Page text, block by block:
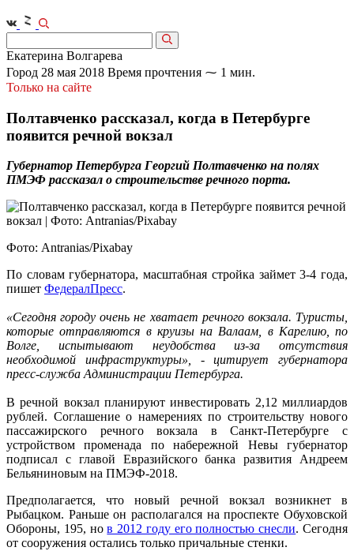
Екатерина Волгарева
Город 28 мая 2018 Время прочтения ⁓ 1 мин.
Только на сайте
Полтавченко рассказал, когда в Петербурге
появится речной вокзал
Губернатор Петербурга Георгий Полтавченко на полях
ПМЭФ рассказал о строительстве речного порта.
Фото: Antranias/Pixabay
По словам губернатора, масштабная стройка займет 3-4 года,
пишет ФедералПресс.
«Сегодня городу очень не хватает речного вокзала. Туристы,
которые отправляются в круизы на Валаам, в Карелию, по
Волге, испытывают неудобства из-за отсутствия
необходимой инфраструктуры», - цитирует губернатора
пресс-служба Администрации Петербурга.
В речной вокзал планируют инвестировать 2,12 миллиардов
рублей. Соглашение о намерениях по строительству нового
пассажирского речного вокзала в Санкт-Петербурге с
устройством променада по набережной Невы губернатор
подписал с главой Евразийского банка развития Андреем
Бельяниновым на ПМЭФ-2018.
Предполагается, что новый речной вокзал возникнет в
Рыбацком. Раньше он располагался на проспекте Обуховской
Обороны, 195, нов 2012 году его полностью снесли. Сегодня
от сооружения остались только причальные стенки.